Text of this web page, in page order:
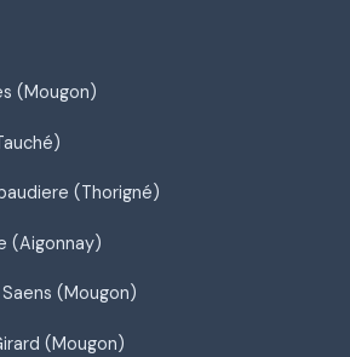
(Mougon)
(Thorigné)
(Aigonnay)
(Mougon)
(Mougon)